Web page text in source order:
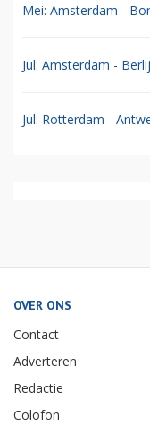
Mei: Amsterdam -
Jul: Amsterdam -
Jul: Rotterdam -
OVER ONS
Contact
Adverteren
Redactie
Colofon